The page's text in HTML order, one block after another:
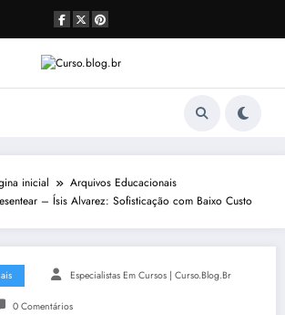
inicial
Arquivos Educacionais
– Ísis Alvarez: Sofisticação com Baixo Custo
Especialistas Em Cursos | Curso.blog.br
0 Comentários